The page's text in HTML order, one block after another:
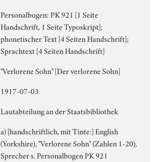
Personalbogen: PK 921 [1 Seite
Handschrift, 1 Seite Typoskript];
phonetischer Text [4 Seiten Handschrift];
Sprachtext [4 Seiten Handschrift]
"Verlorene Sohn" [Der verlorene Sohn]
1917-07-03
Lautabteilung an der Staatsbibliothek
a) [handschriftlich, mit Tinte:] English
(Yorkshire), "Verlorene Sohn" (Zahlen 1-20),
Sprecher s. Personalbogen PK 921